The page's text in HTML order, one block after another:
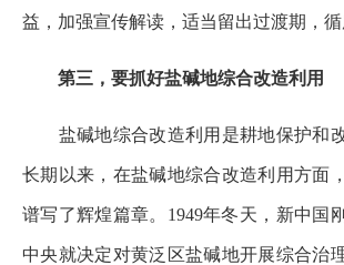
益，加强宣传解读，适当留出过渡期，循
第三，要抓好盐碱地综合改造利用
盐碱地综合改造利用是耕地保护和改
长期以来，在盐碱地综合改造利用方面
谱写了辉煌篇章。1949年冬天，新中国
中央就决定对黄泛区盐碱地开展综合治